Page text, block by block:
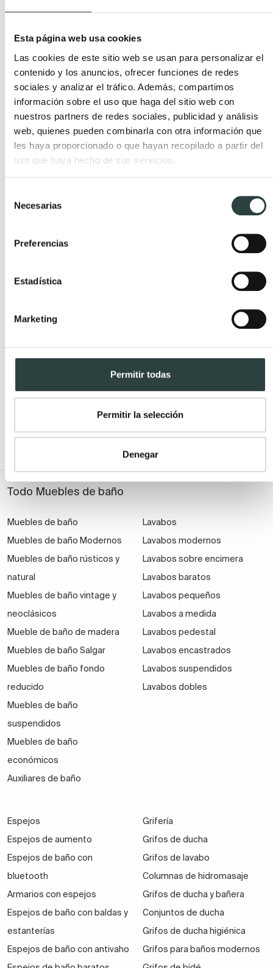
Esta página web usa cookies
Las cookies de este sitio web se usan para personalizar el
contenido y los anuncios, ofrecer funciones de redes
sociales y analizar el tráfico. Además, compartimos
información sobre el uso que haga del sitio web con
nuestros partners de redes sociales, publicidad y análisis
web, quienes pueden combinarla con otra información que
les haya proporcionado o que hayan recopilado a partir del
uso que haya hecho de sus servicios.
Necesarias
Preferencias
Estadística
Marketing
Permitir todas
Permitir la selección
Denegar
Guía para escoger tu mueble de baño ideal
Publicada el 15 Noviembre, 2023 por TODOMUEBLES.
Publicada el 15 Mayo, 2024 por TODOMUEBLES.
Todo Muebles de baño
Muebles de baño
Muebles de baño Modernos
Muebles de baño rústicos y
natural
Muebles de baño vintage y
neoclásicos
Mueble de baño de madera
Muebles de baño Salgar
Muebles de baño fondo
reducido
Muebles de baño
suspendidos
Muebles de baño
económicos
Auxiliares de baño
Lavabos
Lavabos modernos
Lavabos sobre encimera
Lavabos baratos
Lavabos pequeños
Lavabos a medida
Lavabos pedestal
Lavabos encastrados
Lavabos suspendidos
Lavabos dobles
Espejos
Espejos de aumento
Espejos de baño con
bluetooth
Armarios con espejos
Espejos de baño con baldas y
estanterías
Espejos de baño con antivaho
Grifería
Grifos de ducha
Grifos de lavabo
Columnas de hidromasaje
Grifos de ducha y bañera
Conjuntos de ducha
Grifos de ducha higiénica
Grifos para baños modernos